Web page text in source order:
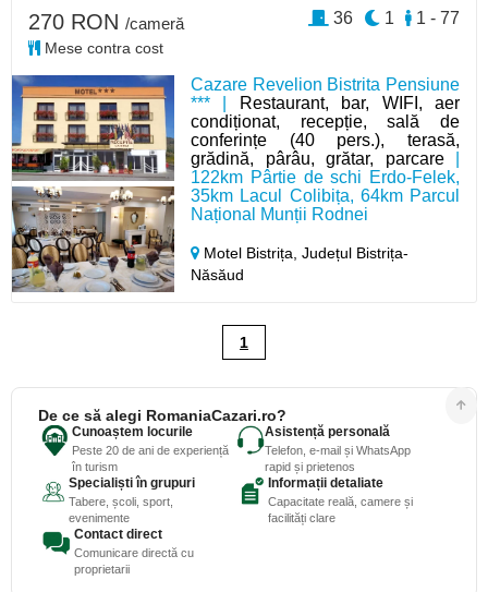
Cazare Revelion Bistrita Pensiune
*** |
Restaurant, bar, WIFI, aer
condiționat, recepție, sală de
conferințe (40 pers.), terasă,
grădină, pârâu, grătar, parcare|
122km Pârtie de schi Erdo-Felek,
35km Lacul Colibița, 64km Parcul
Național Munții Rodnei
Motel Bistrița,Județul Bistrița-
Năsăud
270 RON /cameră
Mese contra cost
1 - 77
1
36
1
De ce să alegi RomaniaCazari.ro?
Cunoaștem locurile
Peste 20 de ani de experiență
în turism
Asistență personală
Telefon, e-mail și WhatsApp
rapid și prietenos
Specialiști în grupuri
Tabere, școli, sport,
evenimente
Informații detaliate
Capacitate reală, camere și
facilități clare
Contact direct
Comunicare directă cu
proprietarii